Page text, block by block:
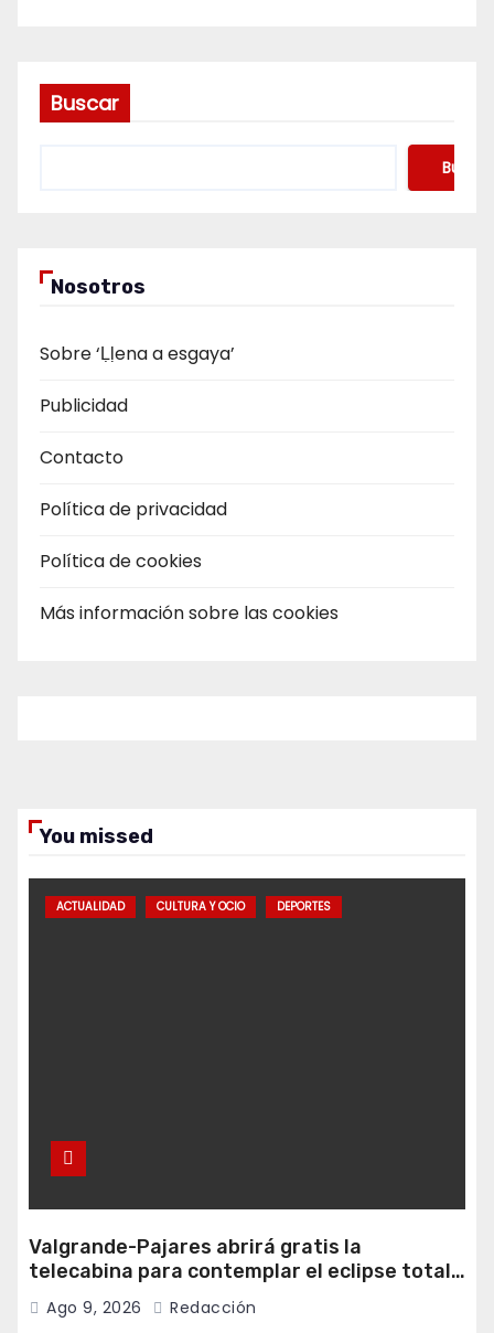
Buscar
Buscar
Nosotros
Sobre ‘Ḷḷena a esgaya’
Publicidad
Contacto
Política de privacidad
Política de cookies
Más información sobre las cookies
You missed
ACTUALIDAD CULTURA Y OCIO DEPORTES
Valgrande-Pajares abrirá gratis la
telecabina para contemplar el eclipse total
desde Cuitunigru
Ago 9, 2026 Redacción